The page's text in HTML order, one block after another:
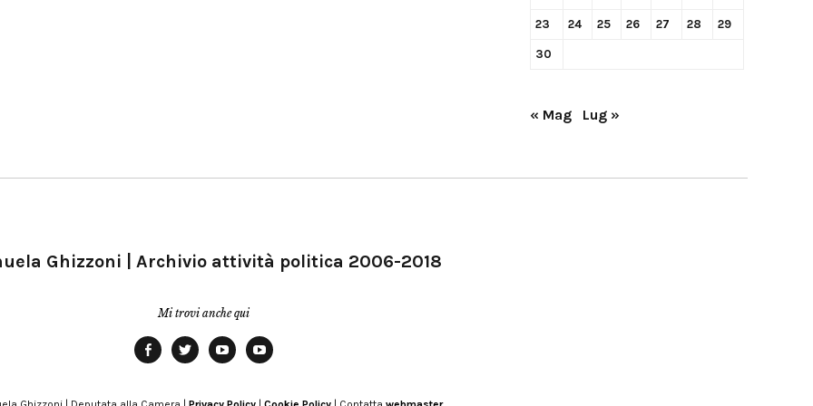
23 24 25 26 27 28 29
30
« Mag Lug »
Ghizzoni | Archivio attività politica 2006-2018
Mi trovi anche qui
Modena